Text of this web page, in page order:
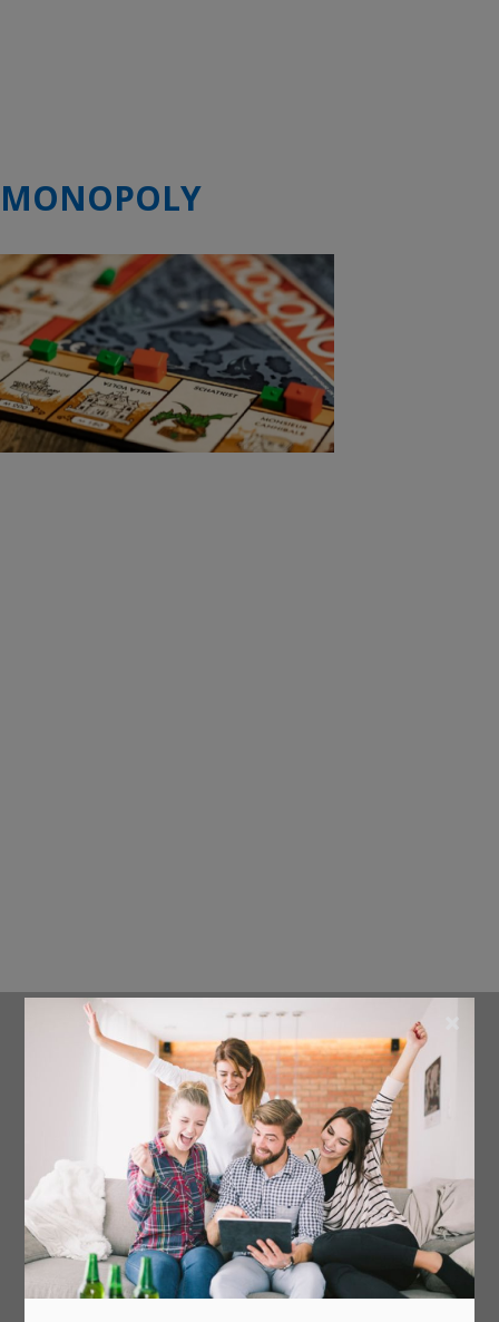
MONOPOLY
Categorieën
Cadeau
Dieren
Elektronica
Eten/drinken